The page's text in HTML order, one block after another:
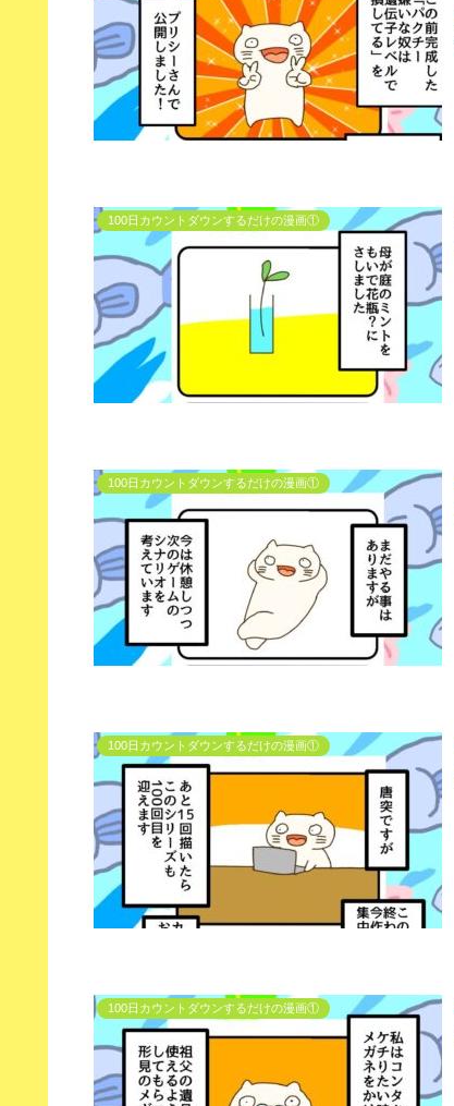
100日カウントダウンするだけの漫画①
100日カウントダウンするだけの漫画①
100日カウントダウンするだけの漫画①
100日カウントダウンするだけの漫画①